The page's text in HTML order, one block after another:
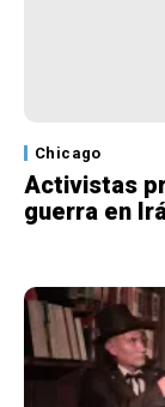
Chicago
Activistas
guerra en